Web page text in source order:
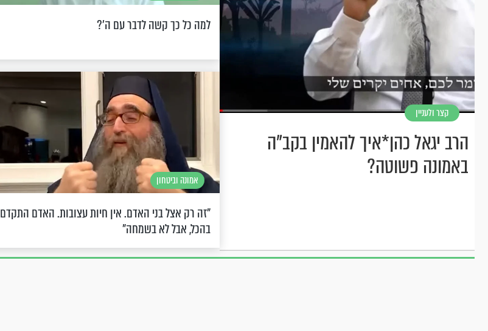
קצר ולעניין
הרב יגאל כהן*איך להאמין בקב"ה
באמונה פשוטה?
למה כל כך קשה לדבר עם ה'?
אמונה וביטחון
"זה רק אצל בני האדם. אין חיות עצובות. האדם התקדם
בהכל, אבל לא בשמחה"